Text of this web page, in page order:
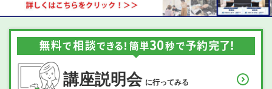
講座説明会 に行ってみる